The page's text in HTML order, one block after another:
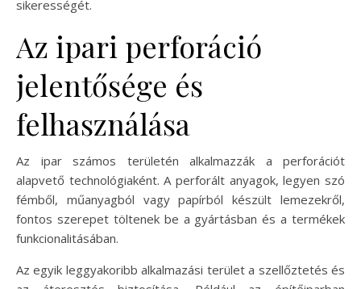
sikerességét.
Az ipari perforáció
jelentősége és
felhasználása
Az ipar számos területén alkalmazzák a perforációt
alapvető technológiaként. A perforált anyagok, legyen szó
fémből, műanyagból vagy papírból készült lemezekről,
fontos szerepet töltenek be a gyártásban és a termékek
funkcionalitásában.
Az egyik leggyakoribb alkalmazási terület a szellőztetés és